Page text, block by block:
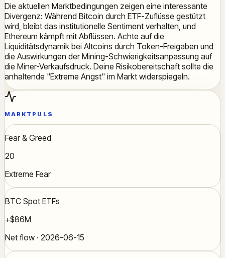
Die aktuellen Marktbedingungen zeigen eine interessante
Divergenz: Während Bitcoin durch ETF-Zuflüsse gestützt
wird, bleibt das institutionelle Sentiment verhalten, und
Ethereum kämpft mit Abflüssen. Achte auf die
Liquiditätsdynamik bei Altcoins durch Token-Freigaben und
die Auswirkungen der Mining-Schwierigkeitsanpassung auf
die Miner-Verkaufsdruck. Deine Risikobereitschaft sollte die
anhaltende "Extreme Angst" im Markt widerspiegeln.
MARKTPULS
Fear & Greed
20
Extreme Fear
BTC Spot ETFs
+$86M
Net flow · 2026-06-15